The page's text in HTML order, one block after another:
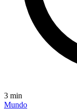
3 min
Mundo